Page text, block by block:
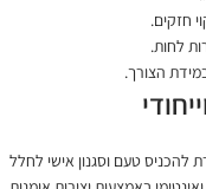
חזקים.
לחות.
הצורך.
טעם וסגנון אישי לחלל